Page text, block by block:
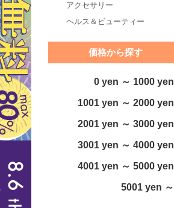
アクセサリー
ヘルス＆ビューティー
価格から探す
0 yen ～ 1000 yen
1001 yen ～ 2000 yen
2001 yen ～ 3000 yen
3001 yen ～ 4000 yen
4001 yen ～ 5000 yen
5001 yen ～